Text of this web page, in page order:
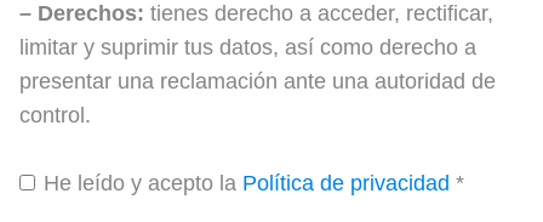
– Derechos: tienes derecho a acceder, rectificar,
limitar y suprimir tus datos, así como derecho a
presentar una reclamación ante una autoridad de
control.
He leído y acepto la Política de privacidad *